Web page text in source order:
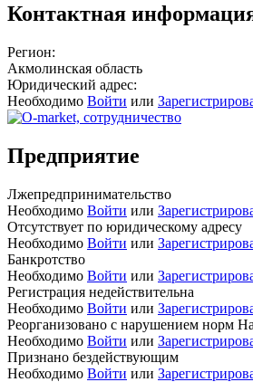
Контактная
Регион:
Акмолинская область
Юридический адрес:
Необходимо Войти или
Предприятие
Лжепредпринимательство
Необходимо Войти или
Отсутствует по юридическому адресу
Необходимо Войти или
Банкротство
Необходимо Войти или
Регистрация недействительна
Необходимо Войти или
Реорганизовано с нарушением норм
Необходимо Войти или
Признано бездействующим
Необходимо Войти или